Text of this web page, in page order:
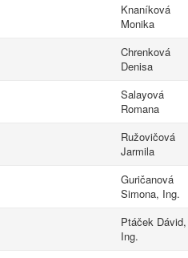
Knaníková
Monika
Chrenková
Denisa
Salayová
Romana
Ružovičová
Jarmila
Guričanová
Simona, Ing.
Ptáček Dávid,
Ing.